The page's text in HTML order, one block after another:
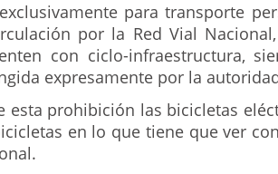
para transporte
por la Red Vial
con ciclo-infraestructura,
expresamente por la
esta prohibición las bicicletas
en lo que tiene que ver